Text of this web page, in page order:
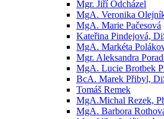
Mgr. Jiří Odcházel
MgA. Veronika
MgA. Marie Pačesová
Kateřina Pindejová,
MgA. Markéta
Mgr. Aleksandra
MgA. Lucie Brotbek
BcA. Marek Přibyl,
Tomáš Remek
MgA.Michal Rezek,
MgA. Barbora